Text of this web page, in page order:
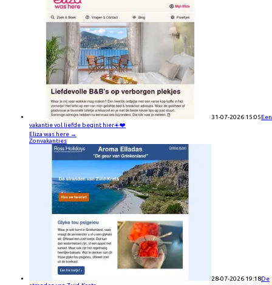
31-07-2026 15:05Een
vakantie vol liefde begint hier☀️❤️
Eliza was here →
Zonvakanties
28-07-2026 19:18De